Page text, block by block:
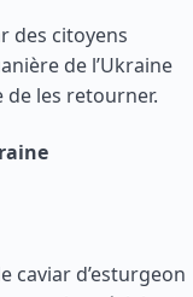
des citoyens
de l’Ukraine
de les retourner.
caviar d’esturgeon